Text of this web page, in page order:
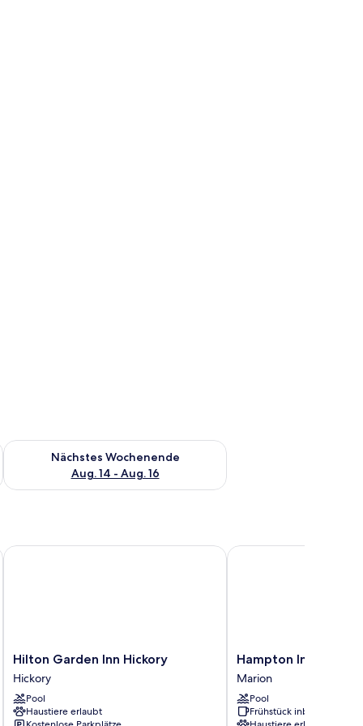
Aug. 7 - Aug. 9.
Nächstes Wochenende
Aug. 14 - Aug. 16
Überprüfe die Verfügbarkeit für nächstes Wochenende, Aug.
Hilton
Garden
Inn
Hickory
Hickory
Hilton Garden Inn Hickory
Hickory
Pool
Haustiere erlaubt
Hilton Garden Inn Hickory
Hampton
Inn
Marion
Marion
Hampton Inn Marion
Marion
Pool
Frühstück inbegriffen
Hampton Inn Marion